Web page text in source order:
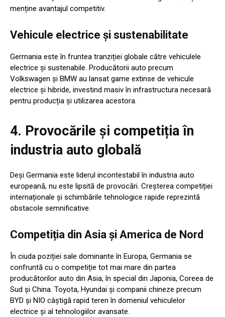
menține avantajul competitiv.
Vehicule electrice și sustenabilitate
Germania este în fruntea tranziției globale către vehiculele
electrice și sustenabile. Producătorii auto precum
Volkswagen și BMW au lansat game extinse de vehicule
electrice și hibride, investind masiv în infrastructura necesară
pentru producția și utilizarea acestora.
4. Provocările și competiția în
industria auto globală
Deși Germania este liderul incontestabil în industria auto
europeană, nu este lipsită de provocări. Creșterea competiției
internaționale și schimbările tehnologice rapide reprezintă
obstacole semnificative.
Competiția din Asia și America de Nord
În ciuda poziției sale dominante în Europa, Germania se
confruntă cu o competiție tot mai mare din partea
producătorilor auto din Asia, în special din Japonia, Coreea de
Sud și China. Toyota, Hyundai și companii chineze precum
BYD și NIO câștigă rapid teren în domeniul vehiculelor
electrice și al tehnologiilor avansate.